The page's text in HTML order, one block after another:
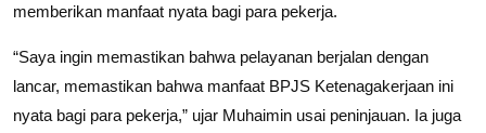
memberikan manfaat nyata bagi para pekerja.
“Saya ingin memastikan bahwa pelayanan berjalan dengan
lancar, memastikan bahwa manfaat BPJS Ketenagakerjaan ini
nyata bagi para pekerja,” ujar Muhaimin usai peninjauan. Ia juga